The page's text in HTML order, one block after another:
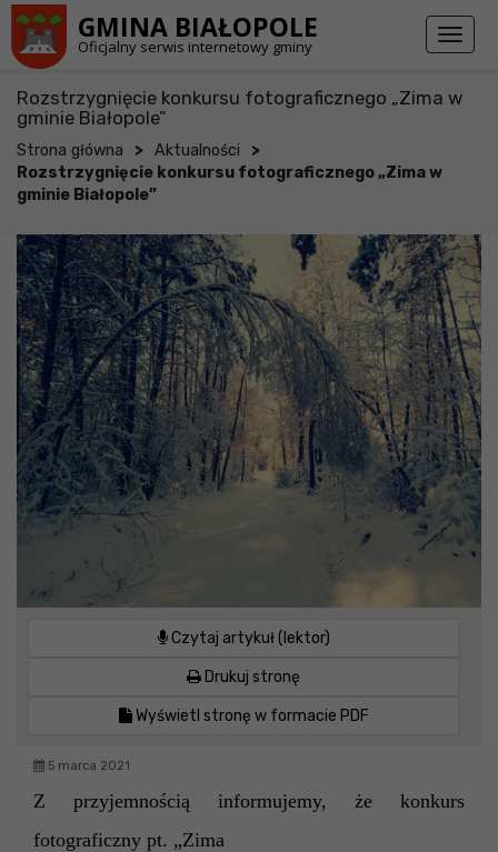
GMINA BIAŁOPOLE
Oficjalny serwis internetowy gminy
Toggle
Rozstrzygnięcie konkursu fotograficznego „Zima w
gminie Białopole”
Strona główna > Aktualności >
Rozstrzygnięcie konkursu fotograficznego „Zima w
gminie Białopole”
Czytaj artykuł (lektor)
Drukuj stronę
Wyświetl stronę w formacie PDF
5 marca 2021
Z przyjemnością informujemy, że konkurs
fotograficzny pt. „Zima